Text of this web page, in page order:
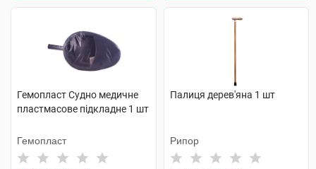
Гемопласт Судно медичне
пластмасове підкладне 1 шт
Гемопласт
Палиця дерев'яна 1 шт
Рипор